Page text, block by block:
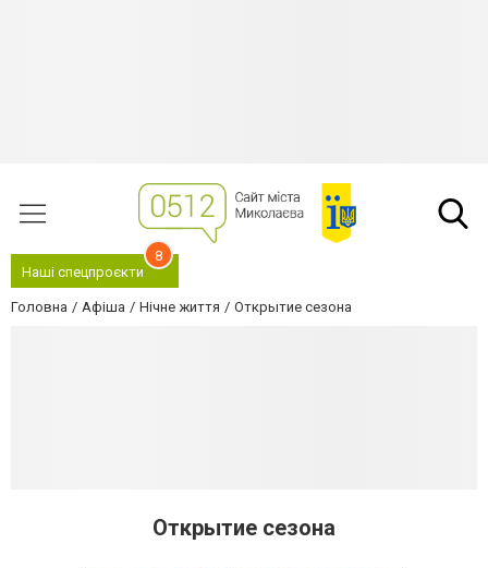
Наші спецпроєкти
8
Головна Афіша Нічне життя Открытие сезона
Открытие сезона